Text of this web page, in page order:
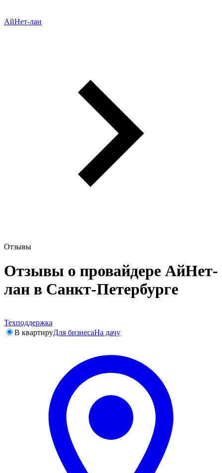
АйНет-лан
Отзывы
Отзывы о провайдере АйНет-
лан в Санкт-Петербурге
Техподдержка
В квартируДля бизнесаНа дачу